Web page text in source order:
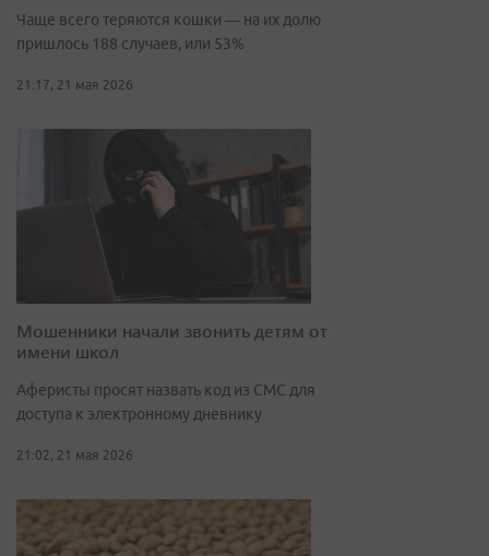
Чаще всего теряются кошки — на их долю
пришлось 188 случаев, или 53%
21:17, 21 мая 2026
Мошенники начали звонить детям от
имени школ
Аферисты просят назвать код из СМС для
доступа к электронному дневнику
21:02, 21 мая 2026